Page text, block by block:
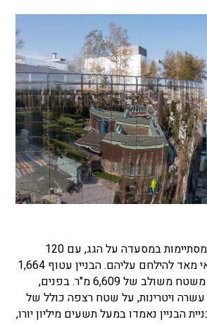
לבניין שבע קומות, המסתיימות במסעדה על הגג, עם 120
מקומות ישיבה שכדאי מאד להילחם עליהם. הבניין עטוף 1,664
לוחות מראה היוצרים משטח משולב של 6,609 מ"ר. בפנים,
ויטרינות, על שטח רצפה כולל של
בניית הבניין נאמדו במעל תשעים מיליון יורו,